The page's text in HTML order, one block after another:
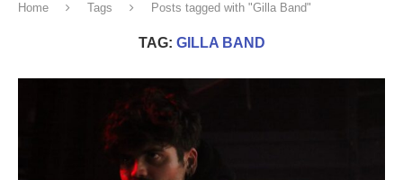
Home Tags Posts tagged with "Gilla Band"
TAG: GILLA BAND